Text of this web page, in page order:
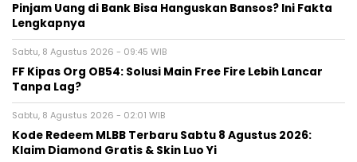
Pinjam Uang di Bank Bisa Hanguskan Bansos? Ini Fakta
Lengkapnya
Sabtu, 8 Agustus 2026 - 09:45 WIB
FF Kipas Org OB54: Solusi Main Free Fire Lebih Lancar
Tanpa Lag?
Sabtu, 8 Agustus 2026 - 02:01 WIB
Kode Redeem MLBB Terbaru Sabtu 8 Agustus 2026:
Klaim Diamond Gratis & Skin Luo Yi